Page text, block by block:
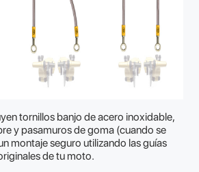
tornillos banjo de acero inoxidable,
y pasamuros de goma (cuando se
montaje seguro utilizando las guías
de tu moto.